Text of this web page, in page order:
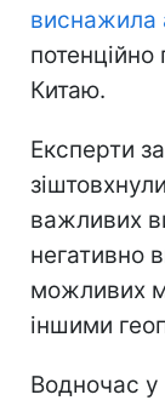
виснажила
потенційно
Китаю.
Експерти
важливих
негативно
можливих
іншими
Водночас у